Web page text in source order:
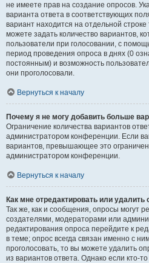
не имеете прав на создание опросов.
варианта ответа в соответствующих
вариант находится на отдельной
можете задать количество вариантов,
пользователи при голосовании, с
период проведения опроса в днях (0
постоянным) и возможность
они проголосовали.
Вернуться к началу
Почему я не могу добавить больше
Ограничение количества вариантов
администратором конференции. Если
вариантов, превышающее это
администратором конференции.
Вернуться к началу
Как мне отредактировать или удалить
Так же, как и сообщения, опросы могут
создателями, модераторами или
редактирования опроса перейдите к
в теме; опрос всегда связан именно с
проголосовать, то вы можете удалить
из вариантов ответа. Однако если кто-